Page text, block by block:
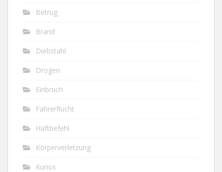
Betrug
Brand
Diebstahl
Drogen
Einbruch
Fahrerflucht
Haftbefehl
Körperverletzung
Kurios